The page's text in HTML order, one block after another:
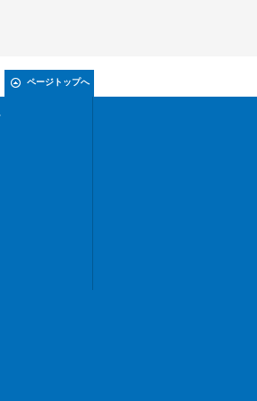
ページトップへ